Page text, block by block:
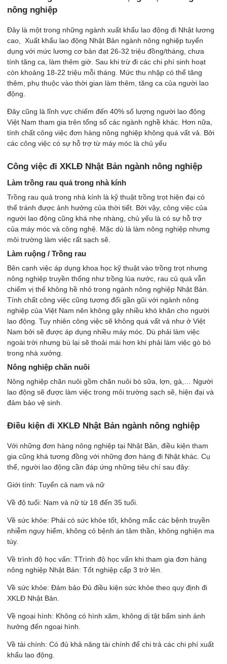
nông nghiệp
Đây là một trong những ngành xuất khẩu lao động đi Nhật lương
cao, Xuất khẩu lao động Nhật Bản ngành nông nghiệp tuyển
dụng với mức lương cơ bản đạt 26-32 triệu đồng/tháng, chưa
tính tăng ca, làm thêm giờ. Sau khi trừ đi các chi phí sinh hoạt
còn khoảng 18-22 triệu mỗi tháng. Mức thu nhập có thể tăng
thêm, phụ thuộc vào thời gian làm thêm, tăng ca của người lao
động.
Đây cũng là lĩnh vực chiếm đến 40% số lượng người lao động
Việt Nam tham gia trên tổng số các ngành nghề khác. Hơn nữa,
tính chất công việc đơn hàng nông nghiệp không quá vất vả. Bởi
các công việc có sự hỗ trợ từ máy móc là chủ yếu
Công việc đi XKLĐ Nhật Bản ngành nông nghiệp
Làm trồng rau quả trong nhà kính
Trồng rau quả trong nhà kính là kỹ thuật trồng trọt hiện đại có
thể tránh được ảnh hưởng của thời tiết. Bởi vậy, công việc của
người lao động cũng khá nhẹ nhàng, chủ yếu là có sự hỗ trợ
của máy móc và công nghệ. Mặc dù là làm nông nghiệp nhưng
môi trường làm việc rất sạch sẽ.
Làm ruộng / Trồng rau
Bên cạnh việc áp dụng khoa học kỹ thuật vào trồng trọt nhưng
nông nghiệp truyền thống như trồng lúa nước, rau củ quả vẫn
chiếm vị thế không hề nhỏ trong ngành nông nghiệp Nhật Bản.
Tính chất công việc cũng tương đối gần gũi với ngành nông
nghiệp của Việt Nam nên không gây nhiều khó khăn cho người
lao động. Tuy nhiên công việc sẽ không quá vất vả như ở Việt
Nam bởi sẽ được áp dụng nhiều máy móc. Dù phải làm việc
ngoài trời nhưng bù lại sẽ thoải mái hơn khi phải làm việc gò bó
trong nhà xưởng.
Nông nghiệp chăn nuôi
Nông nghiệp chăn nuôi gồm chăn nuôi bò sữa, lợn, gà,… Người
lao động sẽ được làm việc trong môi trường sạch sẽ, hiện đại và
đảm bảo vệ sinh.
Điều kiện đi XKLĐ Nhật Bản ngành nông nghiệp
Với những đơn hàng nông nghiệp tại Nhật Bản, điều kiện tham
gia cũng khá tương đồng với những đơn hàng đi Nhật khác. Cụ
thể, người lao động cần đáp ứng những tiêu chí sau đây:
Giới tính: Tuyển cả nam và nữ
Về độ tuổi: Nam và nữ từ 18 đến 35 tuổi.
Về sức khỏe: Phải có sức khỏe tốt, không mắc các bệnh truyền
nhiễm nguy hiểm, không có bệnh án tâm thần, không nghiện ma
túy.
Về trình độ học vấn: TTrình độ học vấn khi tham gia đơn hàng
nông nghiệp Nhật Bản: Tốt nghiệp cấp 3 trở lên.
Về sức khỏe: Đảm bảo Đủ điều kiện sức khỏe theo quy định đi
XKLĐ Nhật Bản.
Về ngoại hình: Không có hình xăm, không dị tật bẩm sinh ảnh
hưởng đến ngoại hình.
Về tài chính: Có đủ khả năng tài chính để chi trả các chi phí xuất
khẩu lao động.